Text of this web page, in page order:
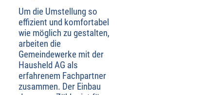
Um die Umstellung so
effizient und komfortabel
wie möglich zu gestalten,
arbeiten die
Gemeindewerke mit der
Hausheld AG als
erfahrenem Fachpartner
zusammen. Der Einbau